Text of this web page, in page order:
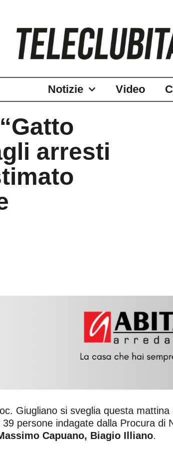
Notizie Video
arresti
Giugliano si sveglia questa
persone indagate dalla Procura di
Capuano, Biagio Illiano.